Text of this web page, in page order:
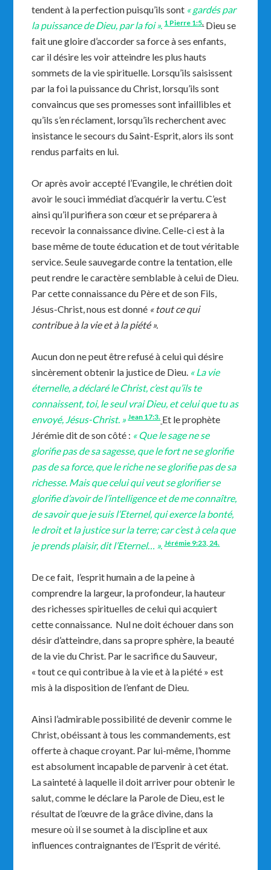
tendent à la perfection puisqu’ils sont « gardés par
la puissance de Dieu, par la foi ».1 Pierre 1:5. Dieu se
fait une gloire d’accorder sa force à ses enfants,
car il désire les voir atteindre les plus hauts
sommets de la vie spirituelle. Lorsqu’ils saisissent
par la foi la puissance du Christ, lorsqu’ils sont
convaincus que ses promesses sont infaillibles et
qu’ils s’en réclament, lorsqu’ils recherchent avec
insistance le secours du Saint-Esprit, alors ils sont
rendus parfaits en lui.
Or après avoir accepté l’Evangile, le chrétien doit
avoir le souci immédiat d’acquérir la vertu. C’est
ainsi qu’il purifiera son cœur et se préparera à
recevoir la connaissance divine. Celle-ci est à la
base même de toute éducation et de tout véritable
service. Seule sauvegarde contre la tentation, elle
peut rendre le caractère semblable à celui de Dieu.
Par cette connaissance du Père et de son Fils,
Jésus-Christ, nous est donné « tout ce qui
contribue à la vie et à la piété ».
Aucun don ne peut être refusé à celui qui désire
sincèrement obtenir la justice de Dieu. « La vie
éternelle, a déclaré le Christ, c’est qu’ils te
connaissent, toi, le seul vrai Dieu, et celui que tu as
envoyé, Jésus-Christ. »Jean 17:3. Et le prophète
Jérémie dit de son côté : « Que le sage ne se
glorifie pas de sa sagesse, que le fort ne se glorifie
pas de sa force, que le riche ne se glorifie pas de sa
richesse. Mais que celui qui veut se glorifier se
glorifie d’avoir de l’intelligence et de me connaître,
de savoir que je suis l’Eternel, qui exerce la bonté,
le droit et la justice sur la terre; car c’est à cela que
je prends plaisir, dit l’Eternel… ».Jérémie 9:23, 24.
De ce fait, l’esprit humain a de la peine à
comprendre la largeur, la profondeur, la hauteur
des richesses spirituelles de celui qui acquiert
cette connaissance. Nul ne doit échouer dans son
désir d’atteindre, dans sa propre sphère, la beauté
de la vie du Christ. Par le sacrifice du Sauveur,
« tout ce qui contribue à la vie et à la piété » est
mis à la disposition de l’enfant de Dieu.
Ainsi l’admirable possibilité de devenir comme le
Christ, obéissant à tous les commandements, est
offerte à chaque croyant. Par lui-même, l’homme
est absolument incapable de parvenir à cet état.
La sainteté à laquelle il doit arriver pour obtenir le
salut, comme le déclare la Parole de Dieu, est le
résultat de l’œuvre de la grâce divine, dans la
mesure où il se soumet à la discipline et aux
influences contraignantes de l’Esprit de vérité.